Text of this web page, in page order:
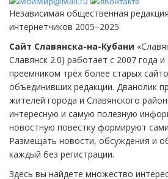
Независимая общественная
интернетчиков 2005–2025
Сайт Славянска-на-Кубани
Славянск 2.0) работает с 2007 года и
преемником трёх более старых
объединивших редакции. Дванолик
жителей города и Славянского
интересную и самую полезную
новостную повестку формируют
Размещать новости, обсуждения и
каждый без регистрации.
Здесь вы найдете множество